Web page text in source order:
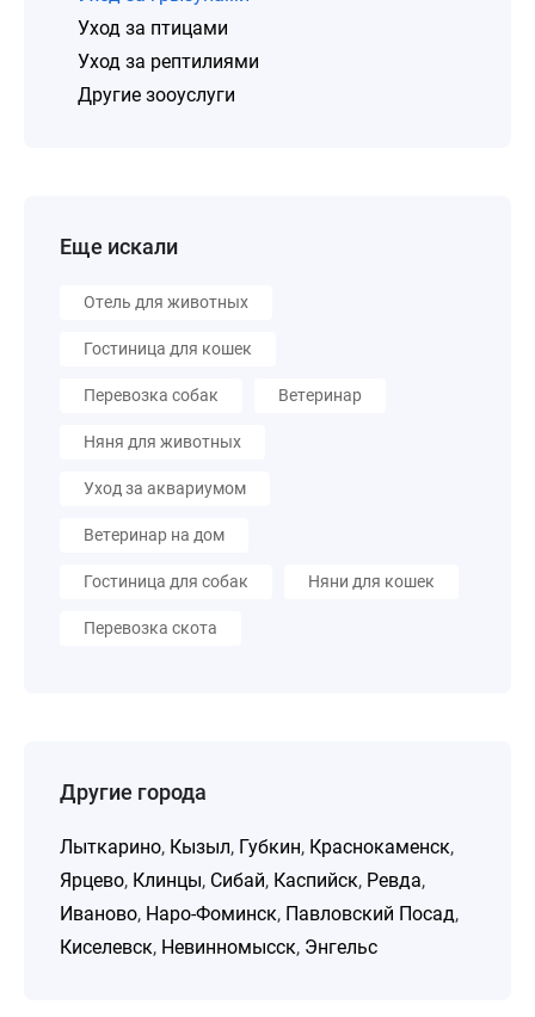
Уход за птицами
Уход за рептилиями
Другие зооуслуги
Еще искали
Отель для животных
Гостиница для кошек
Перевозка собак Ветеринар
Няня для животных
Уход за аквариумом
Ветеринар на дом
Гостиница для собак Няни для кошек
Перевозка скота
Другие города
Лыткарино, Кызыл, Губкин, Краснокаменск,
Ярцево, Клинцы, Сибай, Каспийск, Ревда,
Иваново, Наро-Фоминск, Павловский Посад,
Киселевск, Невинномысск, Энгельс